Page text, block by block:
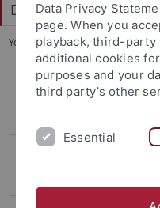
Department of
You are here: Home ...
Über uns
Termine, Veranstaltungen und
Data Privacy
page. When you
playback, third-
additional cookies
purposes and your
third party’s other
Essential